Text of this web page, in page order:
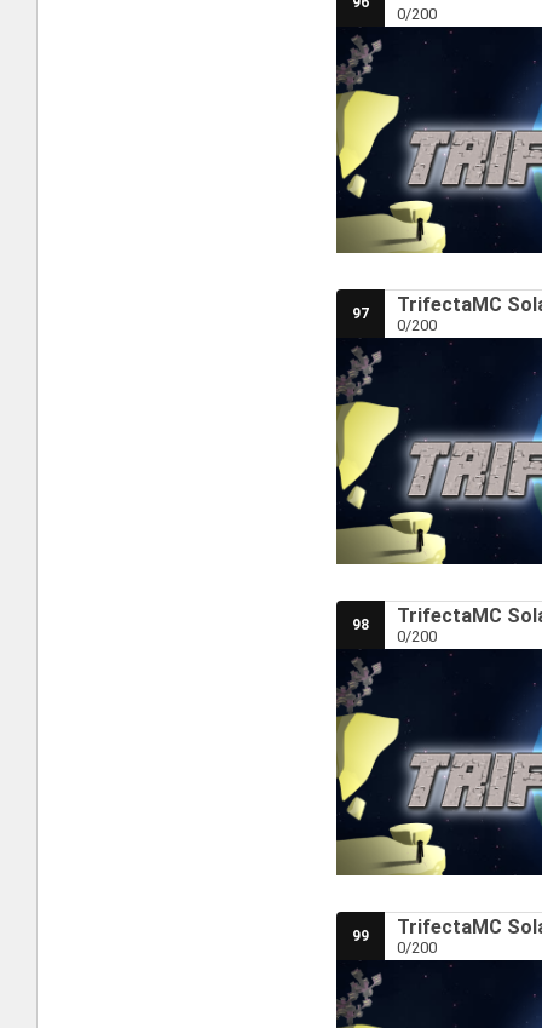
0/200
97 TrifectaMC
0/200
98 TrifectaMC
0/200
99 TrifectaMC
0/200